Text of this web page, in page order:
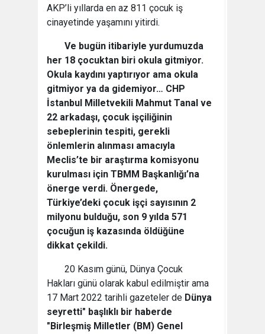
AKP’li yıllarda en az 811 çocuk iş
cinayetinde yaşamını yitirdi.
Ve bugün itibariyle yurdumuzda
her 18 çocuktan biri okula gitmiyor.
Okula kaydını yaptırıyor ama okula
gitmiyor ya da gidemiyor… CHP
İstanbul Milletvekili Mahmut Tanal ve
22 arkadaşı, çocuk işçiliğinin
sebeplerinin tespiti, gerekli
önlemlerin alınması amacıyla
Meclis’te bir araştırma komisyonu
kurulması için TBMM Başkanlığı’na
önerge verdi. Önergede,
Türkiye’deki çocuk işçi sayısının 2
milyonu bulduğu, son 9 yılda 571
çocuğun iş kazasında öldüğüne
dikkat çekildi.
20 Kasım günü, Dünya Çocuk
Hakları günü olarak kabul edilmiştir ama
17 Mart 2022 tarihli gazeteler de Dünya
seyretti" başlıklı bir haberde
"Birleşmiş Milletler (BM) Genel